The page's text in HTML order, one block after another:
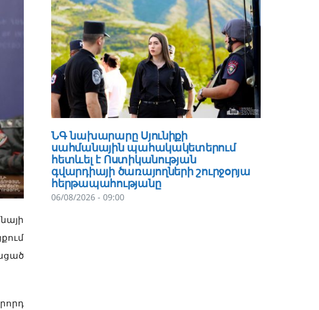
ՆԳ նախարարը Սյունիքի
սահմանային պահակակետերում
հետևել է Ոստիկանության
գվարդիայի ծառայողների շուրջօրյա
հերթապահությանը
06/08/2026 - 09:00